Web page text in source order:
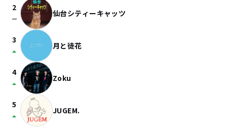
2
check_indeterminate_small 仙台シティーキャッツ
3
arrow_drop_up 月と徒花
4
arrow_drop_up Zoku
5
arrow_drop_up JUGEM.